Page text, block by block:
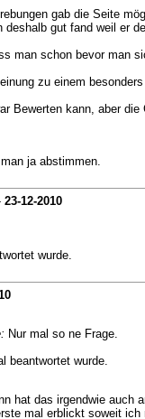
gab die Seite
gut fand weil er
man schon bevor man
zu einem
Bewerten kann, aber
ja abstimmen.
23-12-2010
wurde.
Nur mal so ne Frage.
beantwortet wurde.
hat das irgendwie auch
mal erblickt soweit ich